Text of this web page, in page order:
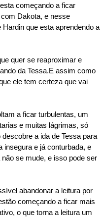
começando a ficar
Dakota, e nesse
que esta aprendendo a
quer se reaproximar e
da Tessa.E assim como
ele tem certeza que vai
a ficar turbulentas, um
e muitas lágrimas, só
a ida de Tessa para
insegura e já conturbada, e
se mude, e isso pode ser
abandonar a leitura por
começando a ficar mais
o que torna a leitura um